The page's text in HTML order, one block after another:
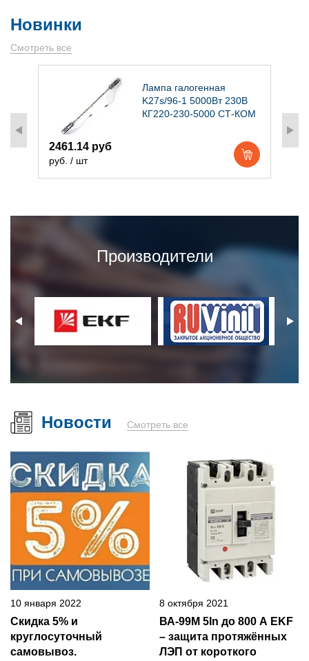
Новинки
Смотреть все
Лампа галогенная
K27s/96-1 5000Вт 230В
КГ220-230-5000 СТ-КОМ
2461.14 руб
руб. / шт
Производители
Новости Смотреть все
10 января 2022
Скидка 5% и
круглосуточный
самовывоз.
8 октября 2021
ВА-99М 5In до 800 А EKF
– защита протяжённых
ЛЭП от короткого